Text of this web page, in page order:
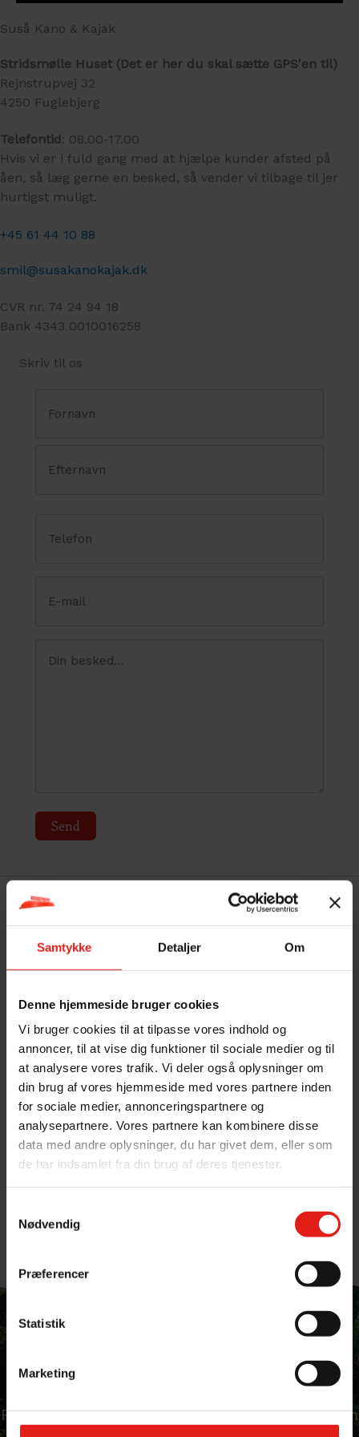
Samtykke Detaljer Om
Denne hjemmeside bruger cookies
Vi bruger cookies til at tilpasse vores indhold og
annoncer, til at vise dig funktioner til sociale medier og til
at analysere vores trafik. Vi deler også oplysninger om
din brug af vores hjemmeside med vores partnere inden
for sociale medier, annonceringspartnere og
analysepartnere. Vores partnere kan kombinere disse
data med andre oplysninger, du har givet dem, eller som
de har indsamlet fra din brug af deres tjenester.
Nødvendig
Præferencer
Statistik
Marketing
Suså Kano & Kajak
Stridsmølle Huset (Det er her du skal sætte GPS'en til)
Rejnstrupvej 32
4250 Fuglebjerg
Telefontid : 08.00-17.00
Hvis vi er i fuld gang med at hjælpe kunder afsted på
åen, så læg gerne en besked, så vender vi tilbage til jer
hurtigst muligt.
+45 61 44 10 88
smil@susakanokajak.dk
CVR nr. 74 24 94 18
Bank 4343 0010016258
Skriv til os
Send
Vi er altid klar til at hjælpe dig med
rådgivning og svar på spørgsmål.
Ring til os på+45 61 44 10 88eller send os en